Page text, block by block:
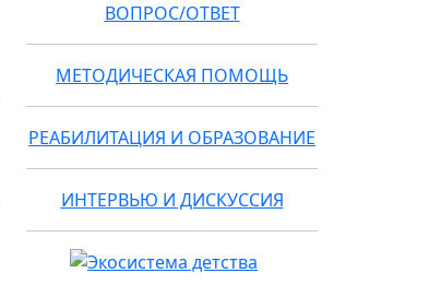
ВОПРОС/ОТВЕТ
МЕТОДИЧЕСКАЯ ПОМОЩЬ
РЕАБИЛИТАЦИЯ И ОБРАЗОВАНИЕ
ИНТЕРВЬЮ И ДИСКУССИЯ